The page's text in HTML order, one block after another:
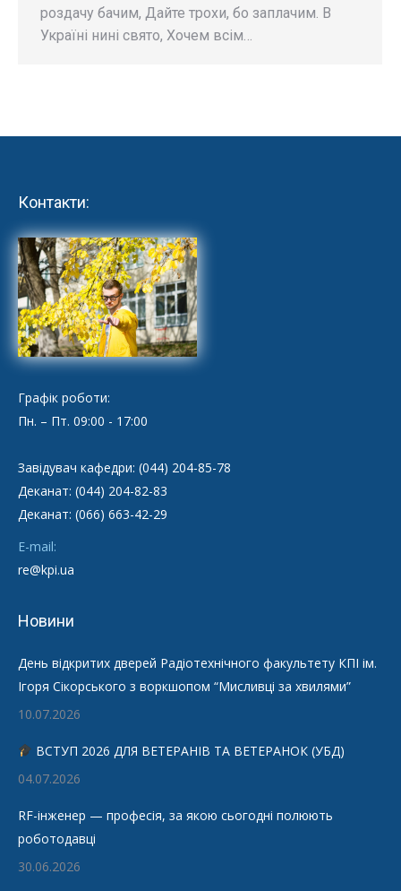
роздачу бачим, Дайте трохи, бо заплачим. В
Україні нині свято, Хочем всім…
Контакти:
Графік роботи:
Пн. – Пт. 09:00 - 17:00
Завідувач кафедри: (044) 204-85-78
Деканат: (044) 204-82-83
Деканат: (066) 663-42-29
E-mail:
re@kpi.ua
Новини
День відкритих дверей Радіотехнічного факультету КПІ ім.
Ігоря Сікорського з воркшопом “Мисливці за хвилями”
10.07.2026
ВСТУП 2026 ДЛЯ ВЕТЕРАНІВ ТА ВЕТЕРАНОК (УБД)
04.07.2026
RF-інженер — професія, за якою сьогодні полюють
роботодавці
30.06.2026